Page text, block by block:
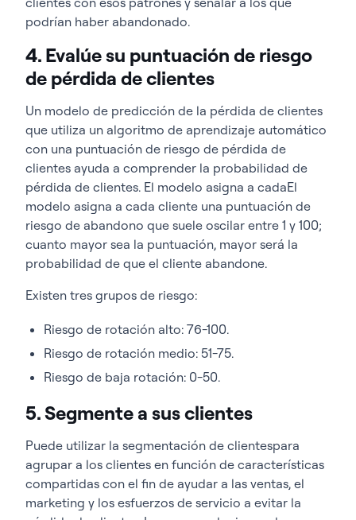
podrían haber abandonado.
4. Evalúe su puntuación de riesgo
de pérdida de clientes
Un modelo de predicción de la pérdida de clientes
que utiliza un algoritmo de aprendizaje automático
con una puntuación de riesgo de pérdida de
clientes ayuda a comprender la probabilidad de
pérdida de clientes. El modelo asigna a cadaEl
modelo asigna a cada cliente una puntuación de
riesgo de abandono que suele oscilar entre 1 y 100;
cuanto mayor sea la puntuación, mayor será la
probabilidad de que el cliente abandone.
Existen tres grupos de riesgo:
Riesgo de rotación alto: 76-100.
Riesgo de rotación medio: 51-75.
Riesgo de baja rotación: 0-50.
5. Segmente a sus clientes
Puede utilizar la segmentación de clientespara
agrupar a los clientes en función de características
compartidas con el fin de ayudar a las ventas, el
marketing y los esfuerzos de servicio a evitar la